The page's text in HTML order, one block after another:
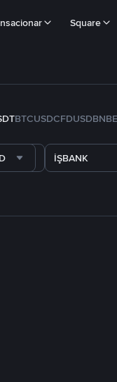
Square
BTCUSDCFDUSDBNB
İŞBANK